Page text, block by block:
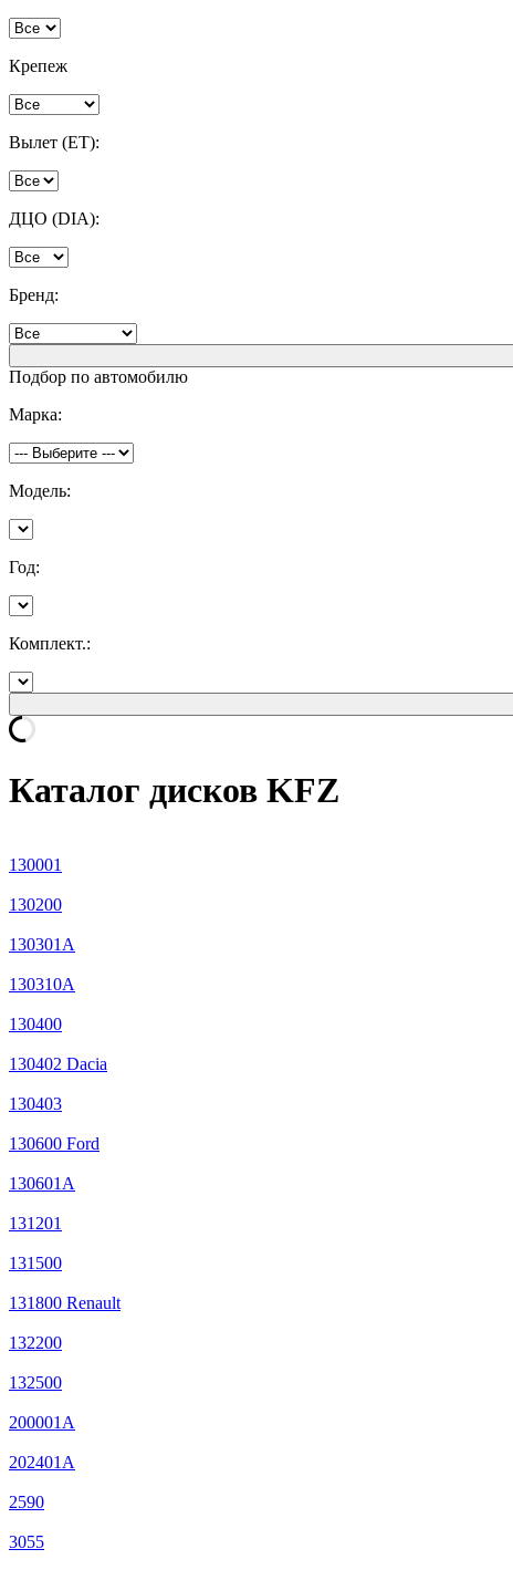
Крепеж
Вылет (ET):
ДЦО (DIA):
Бренд:
Подбор по автомобилю
Марка:
Модель:
Год:
Комплект.:
Каталог дисков KFZ
130001
130200
130301A
130310A
130400
130402 Dacia
130403
130600 Ford
130601A
131201
131500
131800 Renault
132200
132500
200001A
202401A
2590
3055